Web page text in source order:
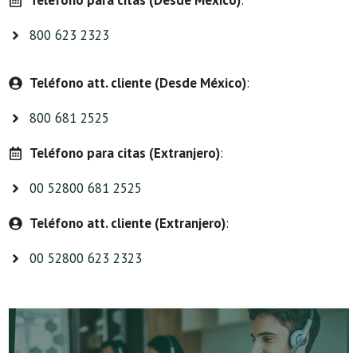
800 623 2323
Teléfono att. cliente (Desde México):
800 681 2525
Teléfono para citas (Extranjero):
00 52800 681 2525
Teléfono att. cliente (Extranjero):
00 52800 623 2323